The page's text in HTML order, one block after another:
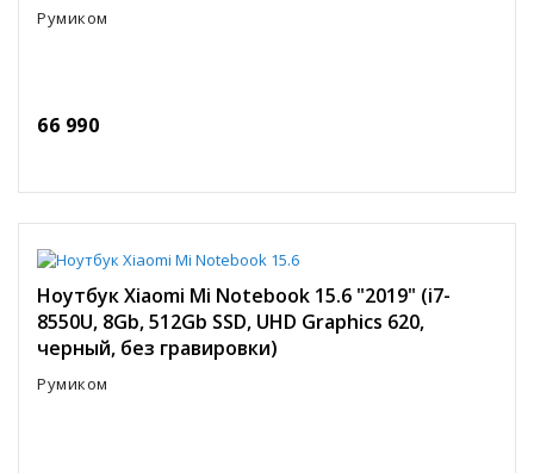
Румиком
66 990
Ноутбук Xiaomi Mi Notebook 15.6 "2019" (i7-
8550U, 8Gb, 512Gb SSD, UHD Graphics 620,
черный, без гравировки)
Румиком